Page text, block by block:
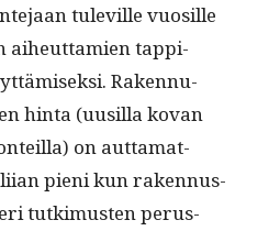
tuleville vuosille
aiheut­tamien tap­pi­
Raken­nu­
hin­ta (uusil­la kovan
on aut­ta­mat­
pieni kun raken­nus­
tutkimusten perus­